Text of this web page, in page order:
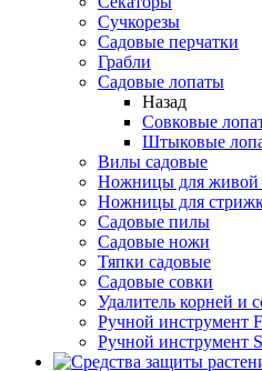
Сучкорезы
Садовые перчатки
Грабли
Садовые лопаты
Назад
Совковые
Штыковые
Вилы садовые
Ножницы для живой
Ножницы для
Садовые пилы
Садовые ножи
Тяпки садовые
Садовые совки
Удалитель корней и
Ручной инструмент
Ручной инструмент